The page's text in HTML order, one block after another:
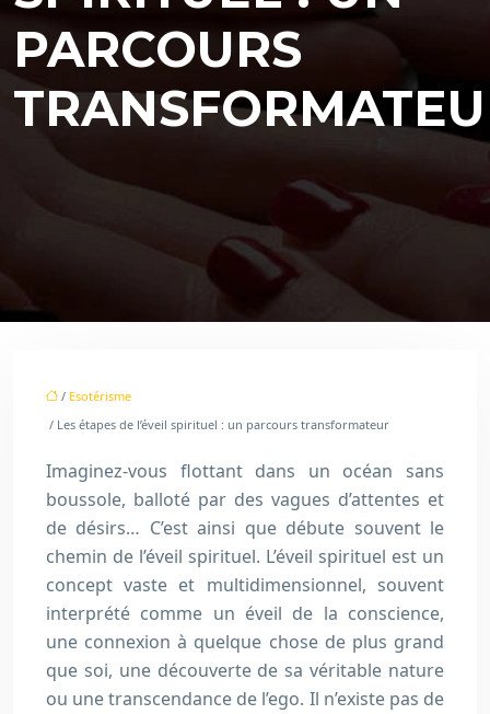
PARCOURS
/ Esotérisme
/ Les étapes de l’éveil spirituel : un parcours transformateur
Imaginez-vous flottant dans un océan sans
boussole, balloté par des vagues d’attentes et
de désirs… C’est ainsi que débute souvent le
chemin de l’éveil spirituel. L’éveil spirituel est un
concept vaste et multidimensionnel, souvent
interprété comme un éveil de la conscience,
une connexion à quelque chose de plus grand
que soi, une découverte de sa véritable nature
ou une transcendance de l’ego. Il n’existe pas de